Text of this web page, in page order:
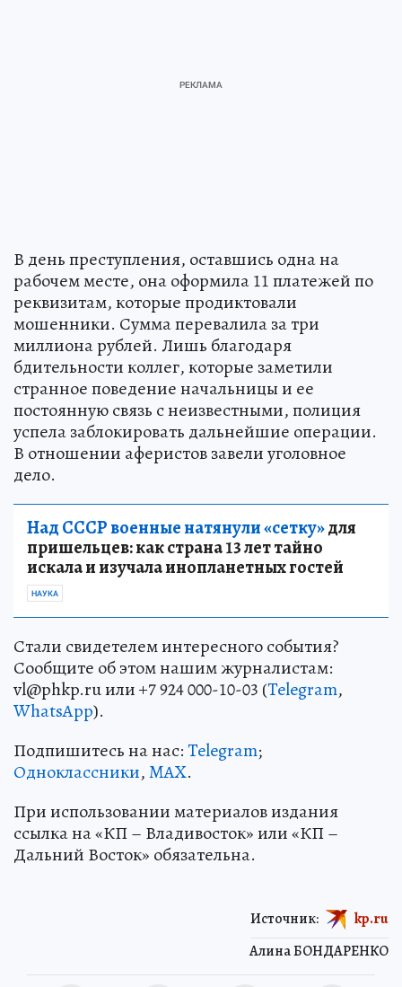
В день преступления, оставшись одна на
рабочем месте, она оформила 11 платежей по
реквизитам, которые продиктовали
мошенники. Сумма перевалила за три
миллиона рублей. Лишь благодаря
бдительности коллег, которые заметили
странное поведение начальницы и ее
постоянную связь с неизвестными, полиция
успела заблокировать дальнейшие операции.
В отношении аферистов завели уголовное
дело.
Над СССР военные натянули «сетку»для
пришельцев: как страна 13 лет тайно
искала и изучала инопланетных гостей
НАУКА
Стали свидетелем интересного события?
Сообщите об этом нашим журналистам:
vl@phkp.ru или +7 924 000-10-03 (Telegram,
WhatsApp).
Подпишитесь на нас:Telegram;
Одноклассники,MAX.
При использовании материалов издания
ссылка на «КП – Владивосток» или «КП –
Дальний Восток» обязательна.
Алина БОНДАРЕНКО
Источник: kp.ru